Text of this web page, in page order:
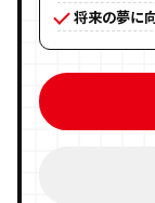
将来の夢に